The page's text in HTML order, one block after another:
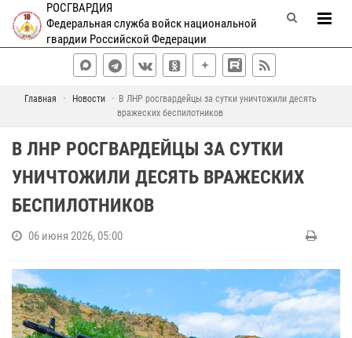
РОСГВАРДИЯ
Федеральная служба войск национальной
гвардии Российской Федерации
Главная Новости
В ЛНР росгвардейцы за сутки уничтожили десять
вражеских беспилотников
В ЛНР РОСГВАРДЕЙЦЫ ЗА СУТКИ
УНИЧТОЖИЛИ ДЕСЯТЬ ВРАЖЕСКИХ
БЕСПИЛОТНИКОВ
06 июня 2026, 05:00